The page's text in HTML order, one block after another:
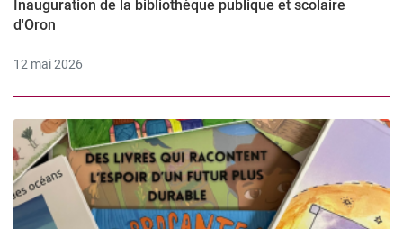
Inauguration de la bibliothèque publique et scolaire
d'Oron
12 mai 2026